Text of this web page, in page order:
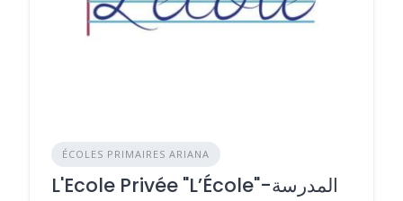
ÉCOLES PRIMAIRES ARIANA
L'Ecole Privée "L’École"-المدرسة